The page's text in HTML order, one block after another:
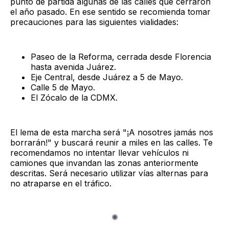
el año pasado. En ese sentido se recomienda tomar
precauciones para las siguientes vialidades:
Paseo de la Reforma, cerrada desde Florencia
hasta avenida Juárez.
Eje Central, desde Juárez a 5 de Mayo.
Calle 5 de Mayo.
El Zócalo de la CDMX.
El lema de esta marcha será "¡A nosotres jamás nos
borrarán!" y buscará reunir a miles en las calles. Te
recomendamos no intentar llevar vehículos ni
camiones que invandan las zonas anteriormente
descritas. Será necesario utilizar vías alternas para
no atraparse en el tráfico.